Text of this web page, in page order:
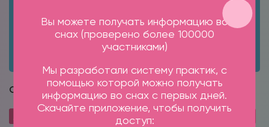
Вещие сны Как научиться их видеть
Голос во сне Сбывшийся сон
Сонник Магикума
Б В Г Д Е Ж З И К Л
Вы можете получать информацию во
снах (проверено более 100000
участниками)
Мы разработали систему практик, с
помощью которой можно получать
информацию во снах с первых дней.
Скачайте приложение, чтобы получить
доступ: